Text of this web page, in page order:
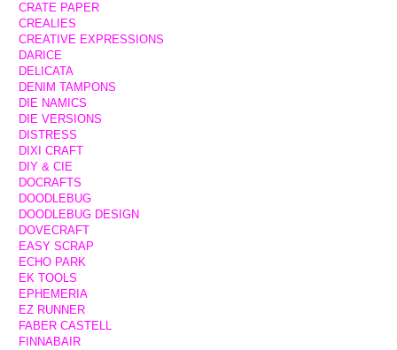
CRATE PAPER
CREALIES
CREATIVE EXPRESSIONS
DARICE
DELICATA
DENIM TAMPONS
DIE NAMICS
DIE VERSIONS
DISTRESS
DIXI CRAFT
DIY & CIE
DOCRAFTS
DOODLEBUG
DOODLEBUG DESIGN
DOVECRAFT
EASY SCRAP
ECHO PARK
EK TOOLS
EPHEMERIA
EZ RUNNER
FABER CASTELL
FINNABAIR